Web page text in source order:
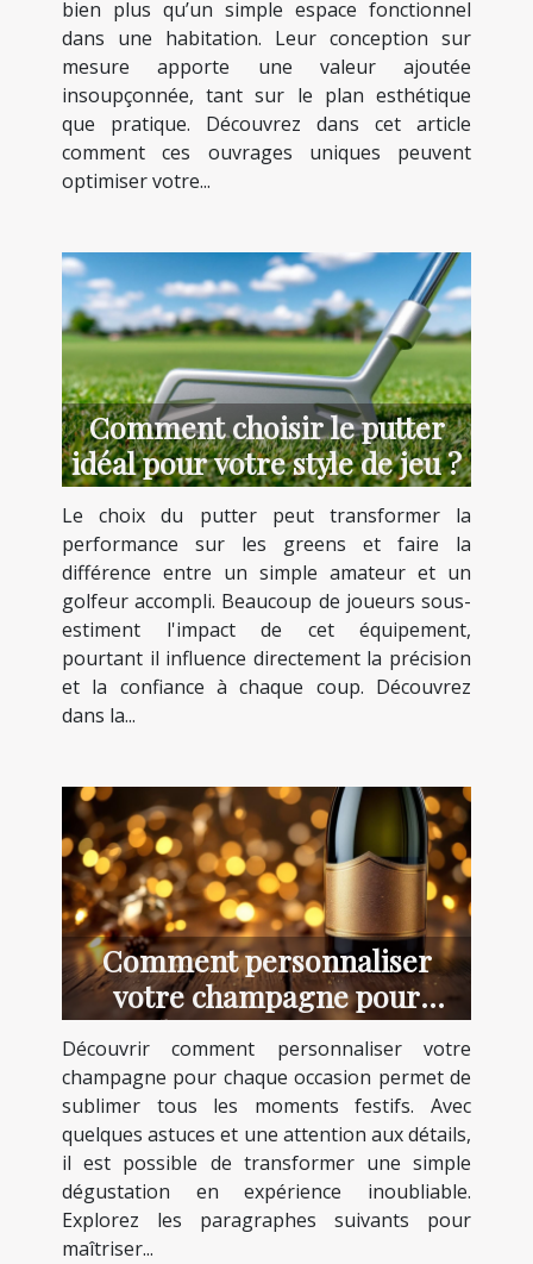
bien plus qu’un simple espace fonctionnel
dans une habitation. Leur conception sur
mesure apporte une valeur ajoutée
insoupçonnée, tant sur le plan esthétique
que pratique. Découvrez dans cet article
comment ces ouvrages uniques peuvent
optimiser votre...
Comment choisir le putter
idéal pour votre style de jeu ?
Le choix du putter peut transformer la
performance sur les greens et faire la
différence entre un simple amateur et un
golfeur accompli. Beaucoup de joueurs sous-
estiment l'impact de cet équipement,
pourtant il influence directement la précision
et la confiance à chaque coup. Découvrez
dans la...
Comment personnaliser
votre champagne pour
chaque occasion ?
Découvrir comment personnaliser votre
champagne pour chaque occasion permet de
sublimer tous les moments festifs. Avec
quelques astuces et une attention aux détails,
il est possible de transformer une simple
dégustation en expérience inoubliable.
Explorez les paragraphes suivants pour
maîtriser...